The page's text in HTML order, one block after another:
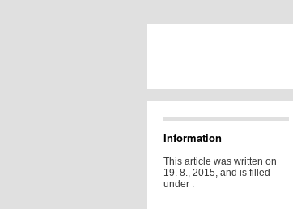
Information
This article was written on
19. 8., 2015, and is filled
under .